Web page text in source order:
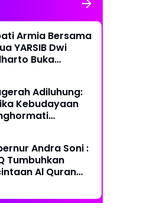
Armia Bersama
YARSIB Dwi
Buka
Adiluhung:
Kebudayaan
Andra Soni :
Tumbuhkan
Al Quran